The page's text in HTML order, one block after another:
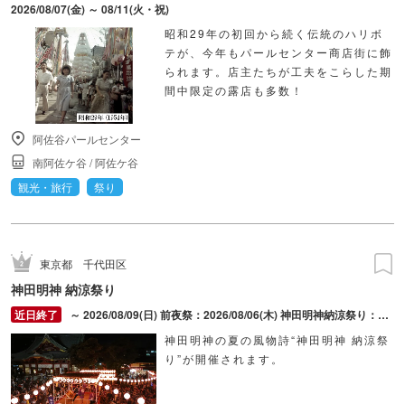
2026/08/07(金) ～ 08/11(火・祝)
昭和29年の初回から続く伝統のハリボ
テが、今年もパールセンター商店街に飾
られます。店主たちが工夫をこらした期
間中限定の露店も多数！
阿佐谷パールセンター
南阿佐ケ谷 /阿佐ケ谷
観光・旅行
祭り
東京都 千代田区
神田明神 納涼祭り
～ 2026/08/09(日) 前夜祭：2026/08/06(木) 神田明神納涼祭り：2026/08/07(金) ～ 2026/08/09(日)
神田明神の夏の風物詩“神田明神 納涼祭
り”が開催されます。